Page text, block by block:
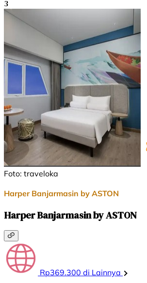
3
Foto: traveloka
Harper Banjarmasin by ASTON
Harper Banjarmasin by ASTON
Rp369.300 di Lainnya